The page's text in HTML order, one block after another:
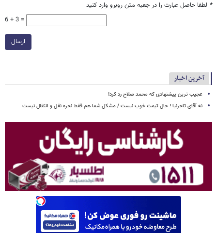
* لطفا حاصل عبارت را در جعبه متن روبرو وارد کنید
6 + 3 =
ارسال
آخرین اخبار
عجیب ترین پیشنهادی که محمد صلاح رد کرد!
نه آقای تاجرنیا ! حال تیمت خوب نیست / مشکل شما هم فقط نجره نقل و انتقال نیست